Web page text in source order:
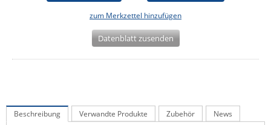
Power Kingdom
zum Merkzettel hinzufügen
Datenblatt zusenden
Beschreibung Verwandte Produkte Zubehör News